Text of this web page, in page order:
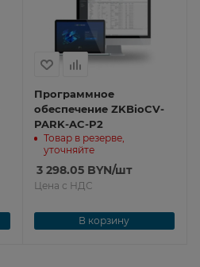
Программное
обеспечение ZKBioCV-
PARK-AC-P2
Товар в резерве,
уточняйте
3 298.05BYN/шт
Цена с НДС
В корзину